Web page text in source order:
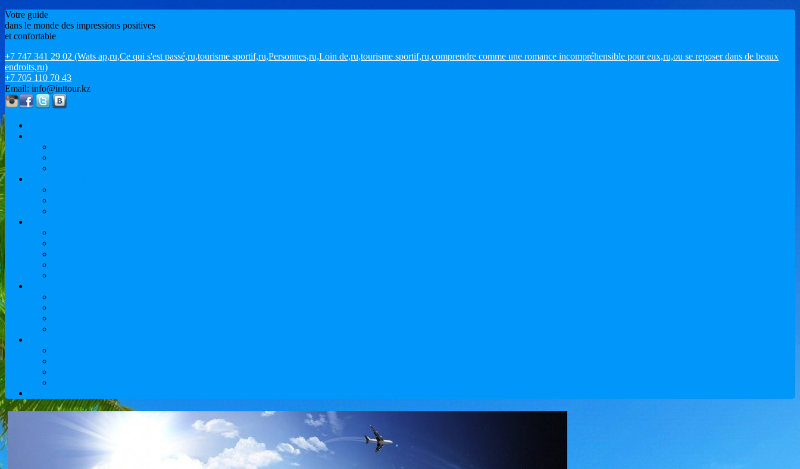
Votre guide
dans le monde des impressions positives
et confortable
+7 747 341 29 02 (Wats ap,ru,Ce qui s'est passé,ru,tourisme sportif,ru,Personnes,ru,Loin de,ru,tourisme sportif,ru,comprendre comme une romance incompréhensible pour eux,ru,ou se reposer dans de beaux
endroits,ru)
+7 705 110 70 43
Email: info@inttour.kz